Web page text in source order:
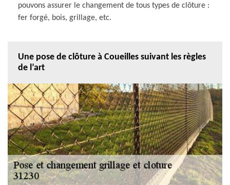
pouvons assurer le changement de tous types de clôture :
fer forgé, bois, grillage, etc.
Une pose de clôture à Coueilles suivant les règles
de l’art